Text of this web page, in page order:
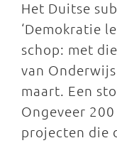
Het Duitse
‘Demokratie
schop: met
van
maart. Een
Ongeveer 200
projecten die